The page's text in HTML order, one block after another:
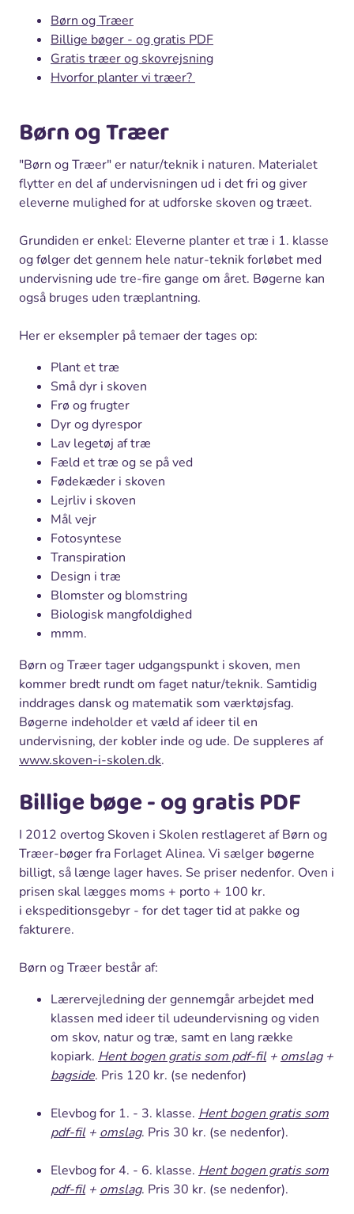
Børn og Træer
Billige bøger - og gratis PDF
Gratis træer og skovrejsning
Hvorfor planter vi træer?
Børn og Træer
"Børn og Træer" er natur/teknik i naturen. Materialet
flytter en del af undervisningen ud i det fri og giver
eleverne mulighed for at udforske skoven og træet.
Grundiden er enkel: Eleverne planter et træ i 1. klasse
og følger det gennem hele natur-teknik forløbet med
undervisning ude tre-fire gange om året. Bøgerne kan
også bruges uden træplantning.
Her er eksempler på temaer der tages op:
Plant et træ
Små dyr i skoven
Frø og frugter
Dyr og dyrespor
Lav legetøj af træ
Fæld et træ og se på ved
Fødekæder i skoven
Lejrliv i skoven
Mål vejr
Fotosyntese
Transpiration
Design i træ
Blomster og blomstring
Biologisk mangfoldighed
mmm.
Børn og Træer tager udgangspunkt i skoven, men
kommer bredt rundt om faget natur/teknik. Samtidig
inddrages dansk og matematik som værktøjsfag.
Bøgerne indeholder et væld af ideer til en
undervisning, der kobler inde og ude. De suppleres af
www.skoven-i-skolen.dk.
Billige bøge - og gratis PDF
I 2012 overtog Skoven i Skolen restlageret af Børn og
Træer-bøger fra Forlaget Alinea. Vi sælger bøgerne
billigt, så længe lager haves. Se priser nedenfor. Oven i
prisen skal lægges moms + porto + 100 kr.
i ekspeditionsgebyr - for det tager tid at pakke og
fakturere.
Børn og Træer består af:
Lærervejledning der gennemgår arbejdet med
klassen med ideer til udeundervisning og viden
om skov, natur og træ, samt en lang række
kopiark. Hent bogen gratis som pdf-fil+ omslag+
bagside. Pris 120 kr. (se nedenfor)
Elevbog for 1. - 3. klasse. Hent bogen gratis som
pdf-fil+ omslag. Pris 30 kr. (se nedenfor).
Elevbog for 4. - 6. klasse. Hent bogen gratis som
pdf-fil+ omslag. Pris 30 kr. (se nedenfor).